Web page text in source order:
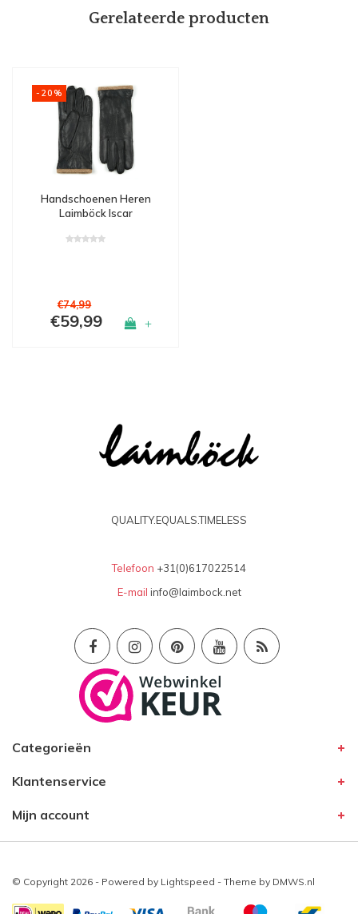
Gerelateerde producten
-20%
Handschoenen Heren
Laimböck Iscar
€74,99
€59,99 +
QUALITY.EQUALS.TIMELESS
Telefoon +31(0)617022514
E-mail info@laimbock.net
Categorieën
Klantenservice
Mijn account
© Copyright 2026 - Powered by Lightspeed - Theme by DMWS.nl